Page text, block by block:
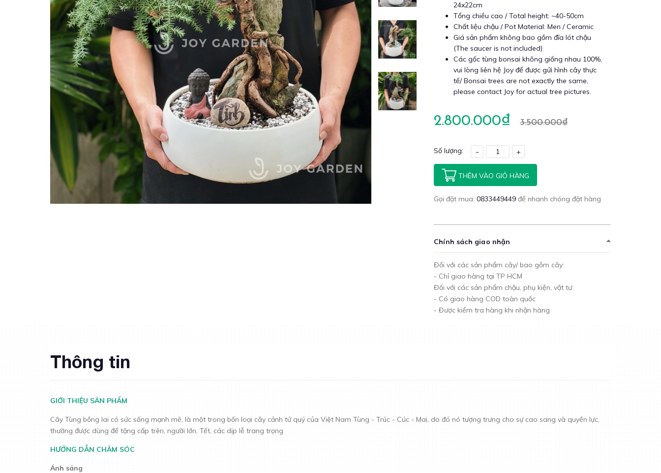
24x22cm
Tổng chiều cao / Total height: ~40-50cm
Chất liệu chậu / Pot Material: Men / Ceramic
Giá sản phẩm không bao gồm đĩa lót chậu
(The saucer is not included)
Các gốc tùng bonsai không giống nhau 100%,
vui lòng liên hệ Joy để được gửi hình cây thực
tế/ Bonsai trees are not exactly the same,
please contact Joy for actual tree pictures.
2.800.000₫ 3.500.000₫
Số lượng: - +
THÊM VÀO GIỎ HÀNG
Gọi đặt mua: 0833449449 để nhanh chóng đặt hàng
Chính sách giao nhận
Đối với các sản phẩm cây/ bao gồm cây:
- Chỉ giao hàng tại TP HCM
Đối với các sản phẩm chậu, phụ kiện, vật tư:
- Có giao hàng COD toàn quốc
- Được kiểm tra hàng khi nhận hàng
Thông tin
GIỚI THIỆU SẢN PHẨM
Cây Tùng bồng lai có sức sống mạnh mẽ, là một trong bốn loại cây cảnh tứ quý của Việt Nam Tùng - Trúc - Cúc - Mai, do đó nó tượng trưng cho sự cao sang và quyền lực,
thường được dùng để tặng cấp trên, người lớn, Tết, các dịp lễ trang trọng
HƯỚNG DẪN CHĂM SÓC
Ánh sáng